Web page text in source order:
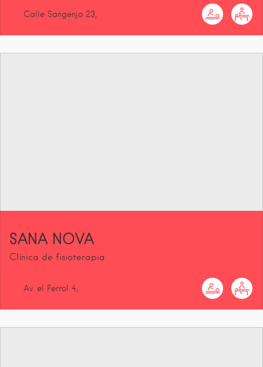
Calle Sangenjo 23
SANA NOVA
Clínica de fisioterapia
Av. el Ferrol 4